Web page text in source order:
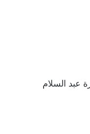
عبد السلام